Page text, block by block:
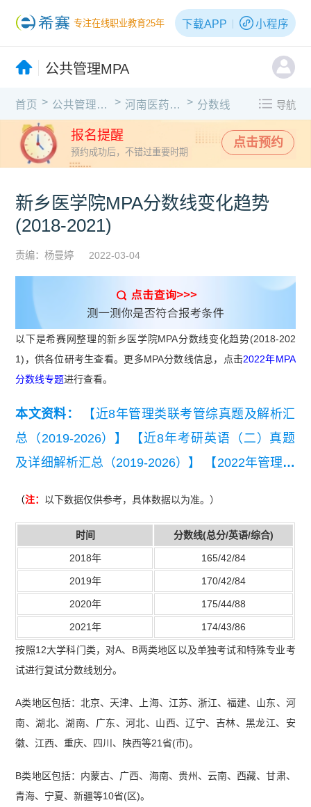
专注在线职业教育25年 下载APP 小程序
公共管理MPA
首页 > 公共管理MPA > 河南医药大学 > 分数线 导航
报名提醒
预约成功后，不错过重要时期
点击预约
新乡医学院MPA分数线变化趋势
(2018-2021)
责编：杨曼婷 2022-03-04
以下是希赛网整理的新乡医学院MPA分数线变化趋势(2018-202
1)，供各位研考生查看。更多MPA分数线信息，点击2022年MPA
分数线专题进行查看。
本文资料：
【近8年管理类联考管综真题及解析汇
总（2019-2026）】
【近8年考研英语（二）真题
及详细解析汇总（2019-2026）】
【2022年管理联
（注： 以下数据仅供参考，具体数据以为准。）
时间 分数线(总分/英语/综合)
2018年 165/42/84
2019年 170/42/84
2020年 175/44/88
2021年 174/43/86
按照12大学科门类，对A、B两类地区以及单独考试和特殊专业考
试进行复试分数线划分。
A类地区包括：北京、天津、上海、江苏、浙江、福建、山东、河
南、湖北、湖南、广东、河北、山西、辽宁、吉林、黑龙江、安
徽、江西、重庆、四川、陕西等21省(市)。
B类地区包括：内蒙古、广西、海南、贵州、云南、西藏、甘肃、
青海、宁夏、新疆等10省(区)。